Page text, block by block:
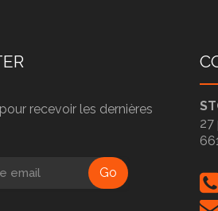
recevoir les dernières
Go